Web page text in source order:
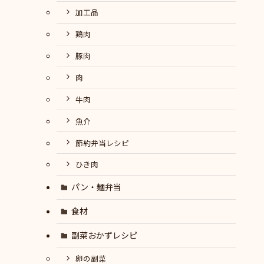
加工品
鶏肉
豚肉
肉
牛肉
魚介
節約弁当レシピ
ひき肉
パン・麺弁当
食材
副菜おかずレシピ
卵の副菜